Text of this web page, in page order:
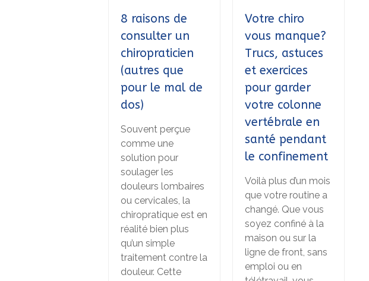
8 raisons de
consulter un
chiropraticien
(autres que
pour le mal de
dos)
Souvent perçue
comme une
solution pour
soulager les
douleurs lombaires
ou cervicales, la
chiropratique est en
réalité bien plus
qu’un simple
traitement contre la
douleur. Cette
Votre chiro
vous manque?
Trucs, astuces
et exercices
pour garder
votre colonne
vertébrale en
santé pendant
le confinement
Voilà plus d’un mois
que votre routine a
changé. Que vous
soyez confiné à la
maison ou sur la
ligne de front, sans
emploi ou en